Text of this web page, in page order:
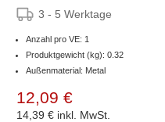
3 - 5 Werktage
Anzahl pro VE: 1
Produktgewicht (kg): 0.32
Außenmaterial: Metal
12,09 €
14,39 € inkl. MwSt.